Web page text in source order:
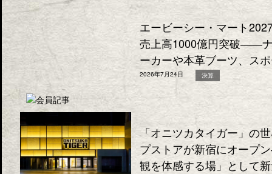
エービーシー・マート
売上高1000億円突破――
ーカーや本革ブーツ、ス
2026年7月24日 決算
「オニツカタイガー」の
プストアが新宿にオープ
観を体感する場」として